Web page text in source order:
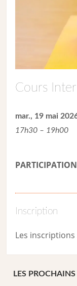
Cours
mar., 19 mai
17h30 – 19h00
Inscription
Les
LES